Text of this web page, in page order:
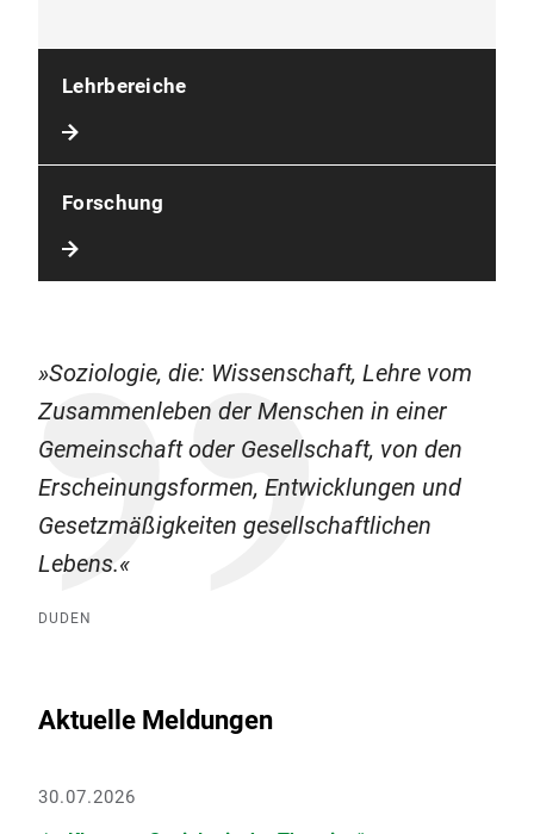
Lehrbereiche
Forschung
Soziologie, die: Wissenschaft, Lehre vom
Zusammenleben der Menschen in einer
Gemeinschaft oder Gesellschaft, von den
Erscheinungsformen, Entwicklungen und
Gesetzmäßigkeiten gesellschaftlichen
Lebens.
DUDEN
Aktuelle Meldungen
30.07.2026